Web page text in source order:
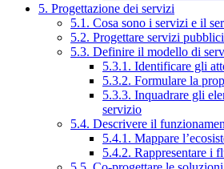
5. Progettazione dei servizi
5.1. Cosa sono i servizi e il
5.2. Progettare servizi
5.3. Definire il modello di
5.3.1. Identificare gli
5.3.2. Formulare la
5.3.3. Inquadrare gli
servizio
5.4. Descrivere il
5.4.1. Mappare
5.4.2. Rappresentare i